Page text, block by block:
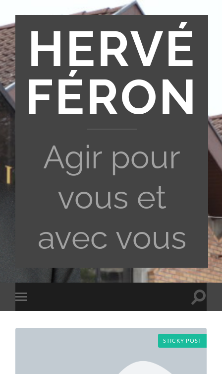
HERVÉ
FÉRON
Agir pour
vous et
avec vous
Toggle
mobile
Toggle
STICKY POST